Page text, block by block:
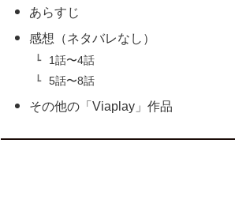
あらすじ
感想（ネタバレなし）
1話〜4話
5話〜8話
その他の「Viaplay」作品